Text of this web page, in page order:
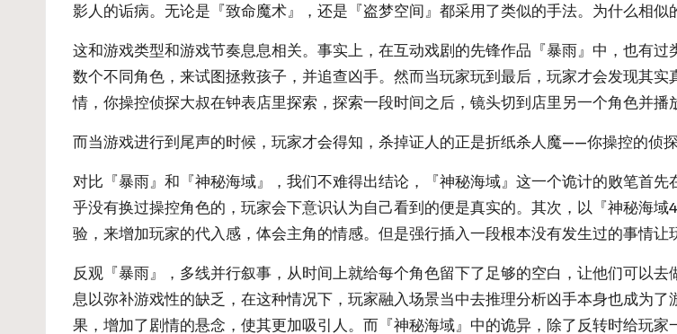
影人的诟病。无论是『致命魔术』，还是『盗梦空间』都采用了类似的手法。为什么相似
这和游戏类型和游戏节奏息息相关。事实上，在互动戏剧的先锋作品『暴雨』中，也有
数个不同角色，来试图拯救孩子，并追查凶手。然而当玩家玩到最后，玩家才会发现其
情，你操控侦探大叔在钟表店里探索，探索一段时间之后，镜头切到店里另一个角色并播
而当游戏进行到尾声的时候，玩家才会得知，杀掉证人的正是折纸杀人魔——你操控的侦探
对比『暴雨』和『神秘海域』，我们不难得出结论，『神秘海域』这一个诡计的败笔首
乎没有换过操控角色的，玩家会下意识认为自己看到的便是真实的。其次，以『神秘海
验，来增加玩家的代入感，体会主角的情感。但是强行插入一段根本没有发生过的事情让
反观『暴雨』，多线并行叙事，从时间上就给每个角色留下了足够的空白，让他们可以
息以弥补游戏性的缺乏，在这种情况下，玩家融入场景当中去推理分析凶手本身也成为
果，增加了剧情的悬念，使其更加吸引人。而『神秘海域』中的诡异，除了反转时给玩家